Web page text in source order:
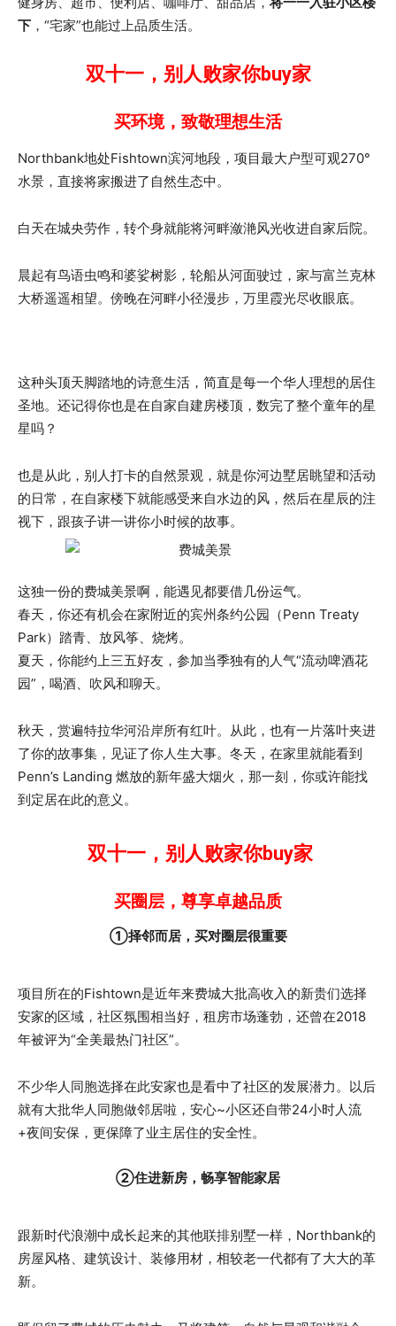
下 ，“宅家”也能过上品质生活。
双十一，别人败家你buy家
买环境，致敬理想生活
Northbank地处Fishtown滨河地段，项目最大户型可观270°
水景，直接将家搬进了自然生态中。
白天在城央劳作，转个身就能将河畔潋滟风光收进自家后院。
晨起有鸟语虫鸣和婆娑树影，轮船从河面驶过，家与富兰克林
大桥遥遥相望。傍晚在河畔小径漫步，万里霞光尽收眼底。
这种头顶天脚踏地的诗意生活，简直是每一个华人理想的居住
圣地。还记得你也是在自家自建房楼顶，数完了整个童年的星
星吗？
也是从此，别人打卡的自然景观，就是你河边墅居眺望和活动
的日常，在自家楼下就能感受来自水边的风，然后在星辰的注
视下，跟孩子讲一讲你小时候的故事。
这独一份的费城美景啊，能遇见都要借几份运气。
春天，你还有机会在家附近的宾州条约公园（Penn Treaty
Park）踏青、放风筝、烧烤。
夏天，你能约上三五好友，参加当季独有的人气“流动啤酒花
园”，喝酒、吹风和聊天。
秋天，赏遍特拉华河沿岸所有红叶。从此，也有一片落叶夹进
了你的故事集，见证了你人生大事。冬天，在家里就能看到
Penn’s Landing 燃放的新年盛大烟火，那一刻，你或许能找
到定居在此的意义。
双十一，别人败家你buy家
买圈层，尊享卓越品质
①择邻而居，买对圈层很重要
项目所在的Fishtown是近年来费城大批高收入的新贵们选择
安家的区域，社区氛围相当好，租房市场蓬勃，还曾在2018
年被评为“全美最热门社区”。
不少华人同胞选择在此安家也是看中了社区的发展潜力。以后
就有大批华人同胞做邻居啦，安心~小区还自带24小时人流
+夜间安保，更保障了业主居住的安全性。
②住进新房，畅享智能家居
跟新时代浪潮中成长起来的其他联排别墅一样，Northbank的
房屋风格、建筑设计、装修用材，相较老一代都有了大大的革
新。